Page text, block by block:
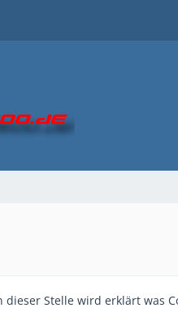
Stelle wird erklärt was